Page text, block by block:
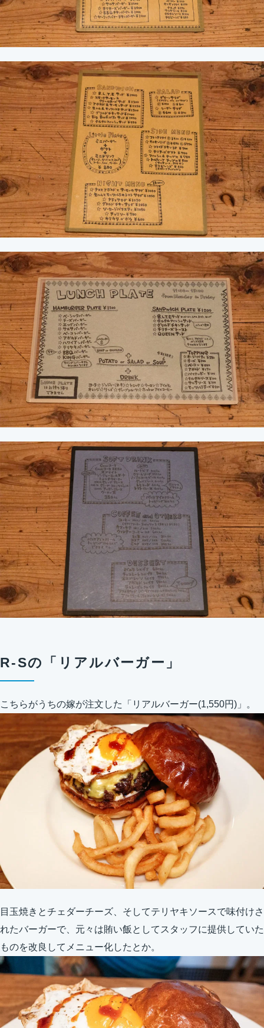
R-Sの「リアルバーガー」
こちらがうちの嫁が注文した「リアルバーガー(1,550円)」。
目玉焼きとチェダーチーズ、そしてテリヤキソースで味付けさ
れたバーガーで、元々は賄い飯としてスタッフに提供していた
ものを改良してメニュー化したとか。